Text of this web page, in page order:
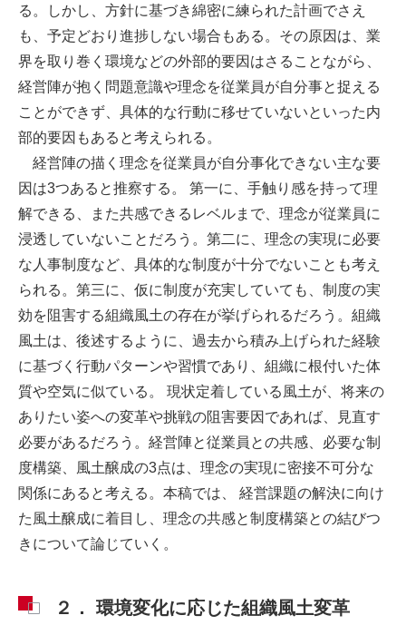
る。しかし、方針に基づき綿密に練られた計画でさえ
も、予定どおり進捗しない場合もある。その原因は、業
界を取り巻く環境などの外部的要因はさることながら、
経営陣が抱く問題意識や理念を従業員が自分事と捉える
ことができず、具体的な行動に移せていないといった内
部的要因もあると考えられる。
経営陣の描く理念を従業員が自分事化できない主な要
因は3つあると推察する。 第一に、手触り感を持って理
解できる、また共感できるレベルまで、理念が従業員に
浸透していないことだろう。第二に、理念の実現に必要
な人事制度など、具体的な制度が十分でないことも考え
られる。第三に、仮に制度が充実していても、制度の実
効を阻害する組織風土の存在が挙げられるだろう。組織
風土は、後述するように、過去から積み上げられた経験
に基づく行動パターンや習慣であり、組織に根付いた体
質や空気に似ている。 現状定着している風土が、将来の
ありたい姿への変革や挑戦の阻害要因であれば、見直す
必要があるだろう。経営陣と従業員との共感、必要な制
度構築、風土醸成の3点は、理念の実現に密接不可分な
関係にあると考える。本稿では、 経営課題の解決に向け
た風土醸成に着目し、理念の共感と制度構築との結びつ
きについて論じていく。
２． 環境変化に応じた組織風土変革